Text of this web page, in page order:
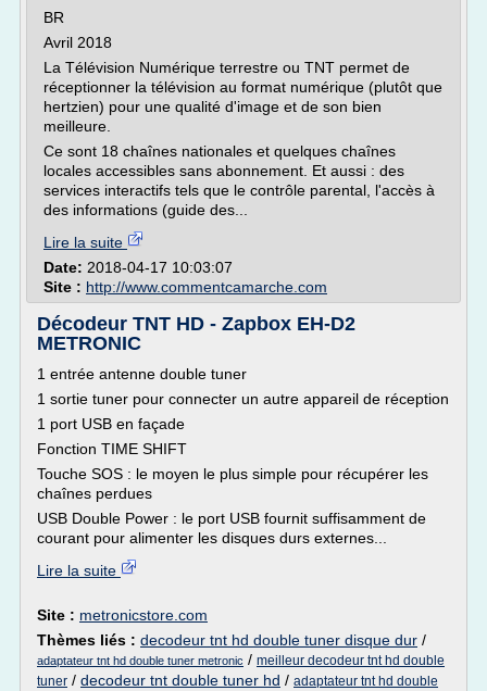
BR
Avril 2018
La Télévision Numérique terrestre ou TNT permet de
réceptionner la télévision au format numérique (plutôt que
hertzien) pour une qualité d'image et de son bien
meilleure.
Ce sont 18 chaînes nationales et quelques chaînes
locales accessibles sans abonnement. Et aussi : des
services interactifs tels que le contrôle parental, l'accès à
des informations (guide des...
Lire la suite
Date: 2018-04-17 10:03:07
Site : http://www.commentcamarche.com
Décodeur TNT HD - Zapbox EH-D2
METRONIC
1 entrée antenne double tuner
1 sortie tuner pour connecter un autre appareil de réception
1 port USB en façade
Fonction TIME SHIFT
Touche SOS : le moyen le plus simple pour récupérer les
chaînes perdues
USB Double Power : le port USB fournit suffisamment de
courant pour alimenter les disques durs externes...
Lire la suite
Site : metronicstore.com
Thèmes liés : decodeur tnt hd double tuner disque dur /
adaptateur tnt hd double tuner metronic / meilleur decodeur tnt hd double
tuner / decodeur tnt double tuner hd / adaptateur tnt hd double